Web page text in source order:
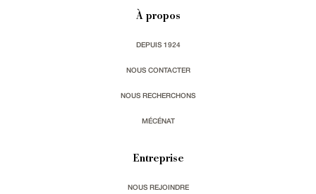
À propos
DEPUIS 1924
NOUS CONTACTER
NOUS RECHERCHONS
MÉCÉNAT
Entreprise
NOUS REJOINDRE